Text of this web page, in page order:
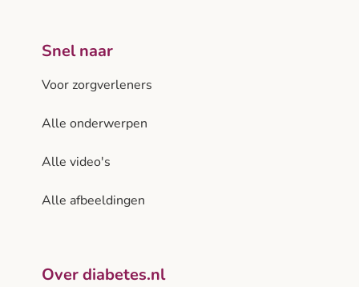
Snel naar
Voor zorgverleners
Alle onderwerpen
Alle video's
Alle afbeeldingen
Over diabetes.nl